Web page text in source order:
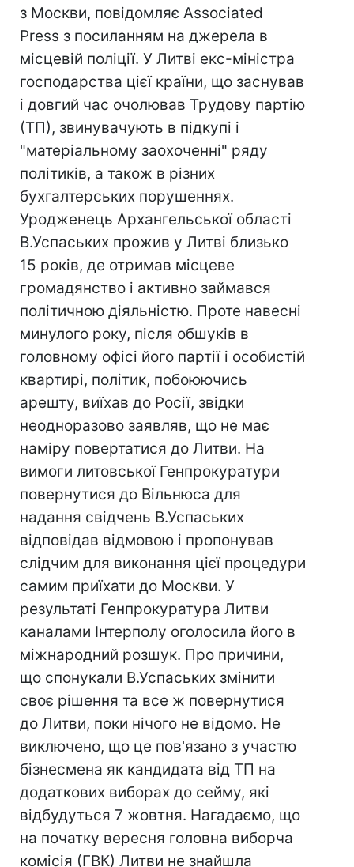
з Москви, повідомляє Associated
Press з посиланням на джерела в
місцевій поліції. У Литві екс-міністра
господарства цієї країни, що заснував
і довгий час очолював Трудову партію
(ТП), звинувачують в підкупі і
"матеріальному заохоченні" ряду
політиків, а також в різних
бухгалтерських порушеннях.
Уродженець Архангельської області
В.Успаських прожив у Литві близько
15 років, де отримав місцеве
громадянство і активно займався
політичною діяльністю. Проте навесні
минулого року, після обшуків в
головному офісі його партії і особистій
квартирі, політик, побоюючись
арешту, виїхав до Росії, звідки
неодноразово заявляв, що не має
наміру повертатися до Литви. На
вимоги литовської Генпрокуратури
повернутися до Вільнюса для
надання свідчень В.Успаських
відповідав відмовою і пропонував
слідчим для виконання цієї процедури
самим приїхати до Москви. У
результаті Генпрокуратура Литви
каналами Інтерполу оголосила його в
міжнародний розшук. Про причини,
що спонукали В.Успаських змінити
своє рішення та все ж повернутися
до Литви, поки нічого не відомо. Не
виключено, що це пов'язано з участю
бізнесмена як кандидата від ТП на
додаткових виборах до сейму, які
відбудуться 7 жовтня. Нагадаємо, що
на початку вересня головна виборча
комісія (ГВК) Литви не знайшла